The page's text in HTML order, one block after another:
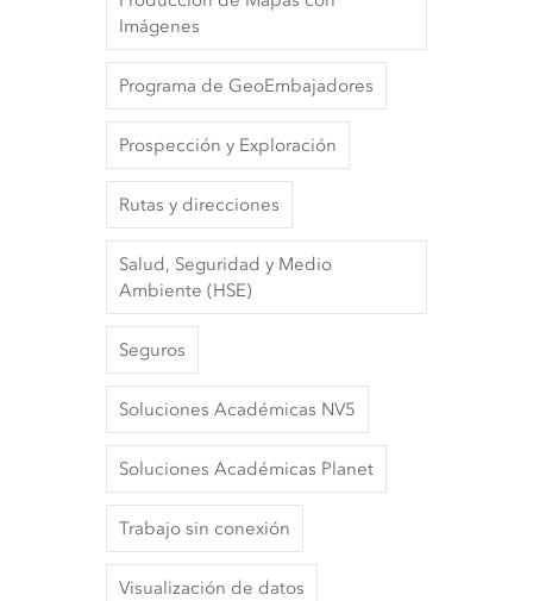
Imágenes
Programa de GeoEmbajadores
Prospección y Exploración
Rutas y direcciones
Salud, Seguridad y Medio
Ambiente (HSE)
Seguros
Soluciones Académicas NV5
Soluciones Académicas Planet
Trabajo sin conexión
Visualización de datos